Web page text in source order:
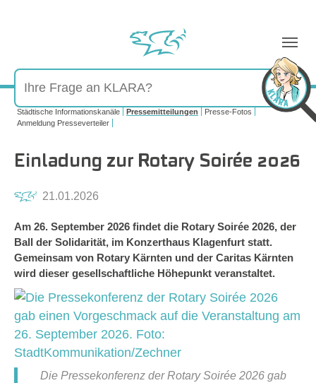
Sie sind hier:
Städtische Informationskanäle Pressemitteilungen
Presse-Fotos
Anmeldung Presseverteiler
Einladung zur Rotary Soirée 2026
21.01.2026
Am 26. September 2026 findet die Rotary Soirée 2026, der
Ball der Solidarität, im Konzerthaus Klagenfurt statt.
Gemeinsam von Rotary Kärnten und der Caritas Kärnten
wird dieser gesellschaftliche Höhepunkt veranstaltet.
Die Pressekonferenz der Rotary Soirée 2026 gab